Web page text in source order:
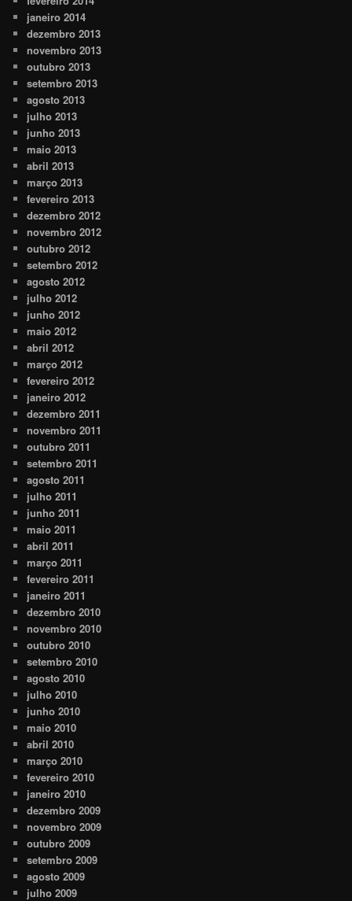
janeiro 2014
dezembro 2013
novembro 2013
outubro 2013
setembro 2013
agosto 2013
julho 2013
junho 2013
maio 2013
abril 2013
março 2013
fevereiro 2013
dezembro 2012
novembro 2012
outubro 2012
setembro 2012
agosto 2012
julho 2012
junho 2012
maio 2012
abril 2012
março 2012
fevereiro 2012
janeiro 2012
dezembro 2011
novembro 2011
outubro 2011
setembro 2011
agosto 2011
julho 2011
junho 2011
maio 2011
abril 2011
março 2011
fevereiro 2011
janeiro 2011
dezembro 2010
novembro 2010
outubro 2010
setembro 2010
agosto 2010
julho 2010
junho 2010
maio 2010
abril 2010
março 2010
fevereiro 2010
janeiro 2010
dezembro 2009
novembro 2009
outubro 2009
setembro 2009
agosto 2009
julho 2009